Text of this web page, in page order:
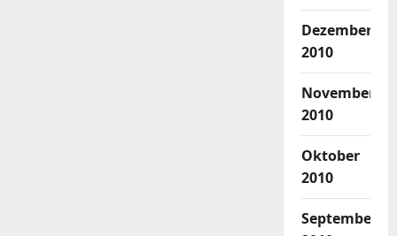
Dezember
2010
November
2010
Oktober
2010
September